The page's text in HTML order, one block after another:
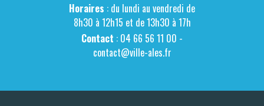
Horaires : du lundi au vendredi de
8h30 à 12h15 et de 13h30 à 17h
Contact : 04 66 56 11 00 -
contact@ville-ales.fr